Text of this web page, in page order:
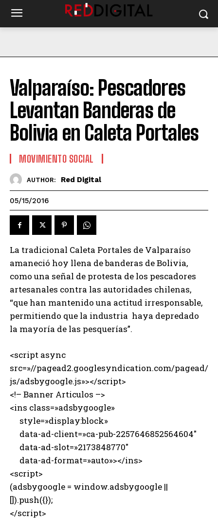
Valparaíso: Pescadores
Levantan Banderas de
Bolivia en Caleta Portales
MOVIMIENTO SOCIAL
AUTHOR: Red Digital
05/15/2016
La tradicional Caleta Portales de Valparaíso
amaneció hoy llena de banderas de Bolivia,
como una señal de protesta de los pescadores
artesanales contra las autoridades chilenas,
“que han mantenido una actitud irresponsable,
permitiendo que la industria haya depredado
la mayoría de las pesquerías”.
<script async
src=»//pagead2.googlesyndication.com/pagead/
js/adsbygoogle.js»></script>
<!– Banner Articulos –>
<ins class=»adsbygoogle»
style=»display:block»
data-ad-client=»ca-pub-2257646852564604″
data-ad-slot=»2173848770″
data-ad-format=»auto»></ins>
<script>
(adsbygoogle = window.adsbygoogle ||
[]).push({});
</script>